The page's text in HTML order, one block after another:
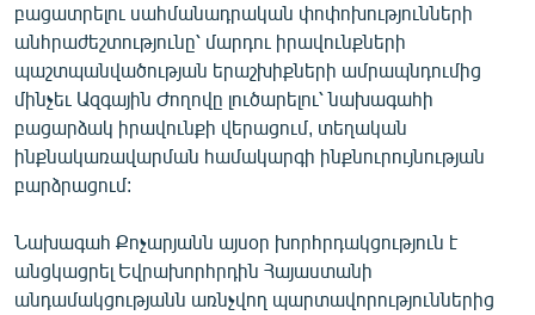
ՀԵՏԵՎԵՔ ՄԵԶ
«Ազատության» բոլոր կայքերը
բացատրելու սահմանադրական փոփոխությունների
անհրաժեշտությունը՝ մարդու իրավունքների
պաշտպանվածության երաշխիքների ամրապնդումից
մինչեւ Ազգային Ժողովը լուծարելու՝ նախագահի
բացարձակ իրավունքի վերացում, տեղական
ինքնակառավարման համակարգի ինքնուրույնության
բարձրացում:
Նախագահ Քոչարյանն այսօր խորհրդակցություն է
անցկացրել Եվրախորհրդին Հայաստանի
անդամակցությանն առնչվող պարտավորություններից